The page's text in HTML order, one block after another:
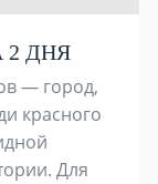
2 ДНЯ
— город,
красного
Для